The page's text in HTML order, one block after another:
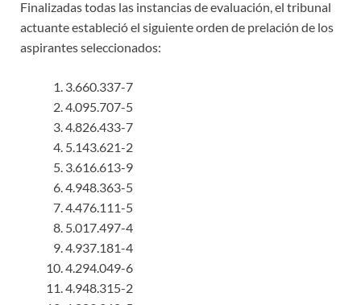
Finalizadas todas las instancias de evaluación, el tribunal
actuante estableció el siguiente orden de prelación de los
aspirantes seleccionados:
3.660.337-7
4.095.707-5
4.826.433-7
5.143.621-2
3.616.613-9
4.948.363-5
4.476.111-5
5.017.497-4
4.937.181-4
4.294.049-6
4.948.315-2